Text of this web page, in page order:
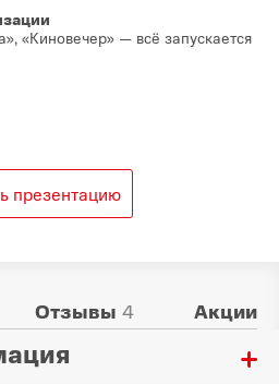
«Киновечер» — всё запускается
презентацию
Отзывы 4 Акции